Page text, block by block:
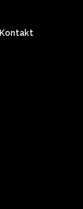
Kontakt